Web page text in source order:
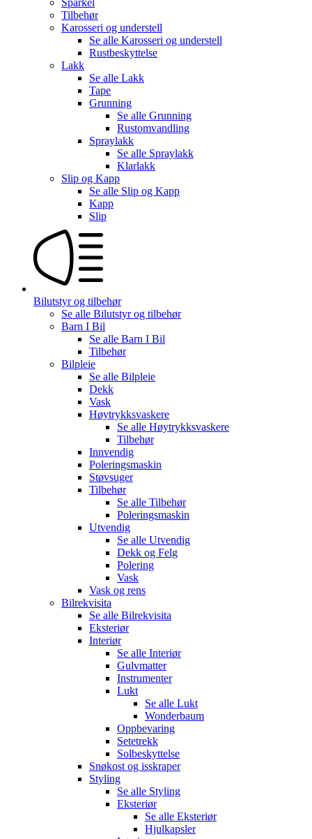
Tilbehør
Karosseri og understell
Se alle Karosseri og understell
Rustbeskyttelse
Lakk
Se alle Lakk
Tape
Grunning
Se alle Grunning
Rustomvandling
Spraylakk
Se alle Spraylakk
Klarlakk
Slip og Kapp
Se alle Slip og Kapp
Kapp
Slip
Bilutstyr og tilbehør
Se alle Bilutstyr og tilbehør
Barn I Bil
Se alle Barn I Bil
Tilbehør
Bilpleie
Se alle Bilpleie
Dekk
Vask
Høytrykksvaskere
Se alle Høytrykksvaskere
Tilbehør
Innvendig
Poleringsmaskin
Støvsuger
Tilbehør
Se alle Tilbehør
Poleringsmaskin
Utvendig
Se alle Utvendig
Dekk og Felg
Polering
Vask
Vask og rens
Bilrekvisita
Se alle Bilrekvisita
Eksteriør
Interiør
Se alle Interiør
Gulvmatter
Instrumenter
Lukt
Se alle Lukt
Wonderbaum
Oppbevaring
Setetrekk
Solbeskyttelse
Snøkost og isskraper
Styling
Se alle Styling
Eksteriør
Se alle Eksteriør
Hjulkapsler